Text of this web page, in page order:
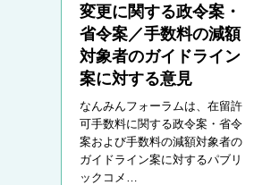
変更に関する政令案・
省令案／手数料の減額
対象者のガイドライン
案に対する意見
なんみんフォーラムは、在留許
可手数料に関する政令案・省令
案および手数料の減額対象者の
ガイドライン案に対するパブリ
ックコメ…